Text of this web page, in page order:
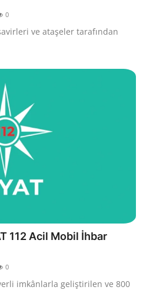
0
ve ataşeler tarafından
112 Acil Mobil İhbar
0
imkânlarla geliştirilen ve 800